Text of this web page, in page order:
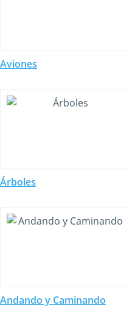
Aviones
Árboles
Andando y Caminando